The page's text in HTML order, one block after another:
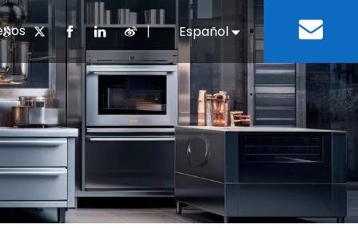
chino Equipos de refrigeración
Equipo para lavar platos
Negocios e Industria Residencias de
Descargar
del desarrollo
丨 Español
English